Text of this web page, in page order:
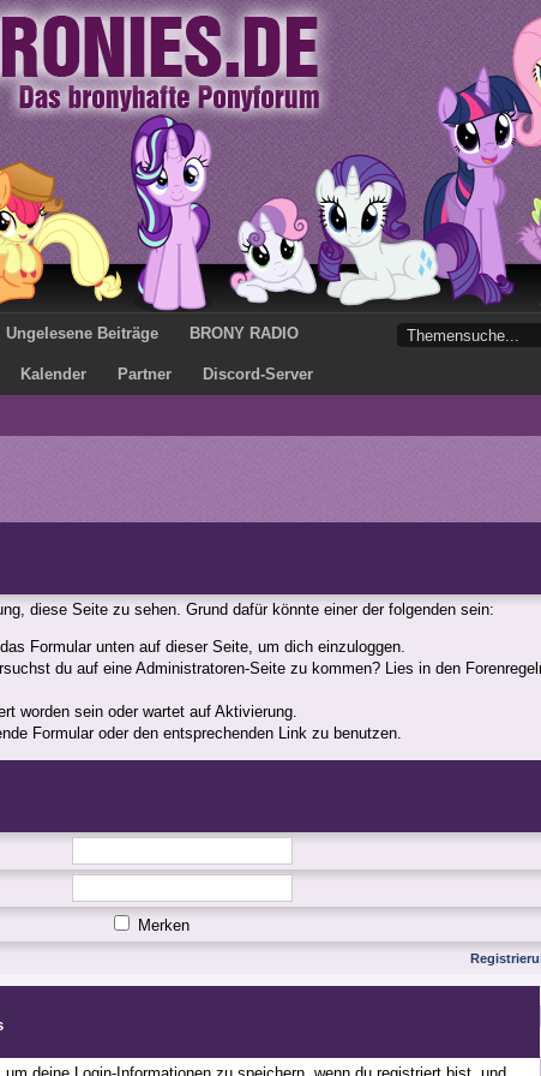
Ungelesene Beiträge BRONY RADIO
Kalender Partner Discord-Server
diese Seite zu sehen. Grund dafür könnte einer der folgenden sein:
Formular unten auf dieser Seite, um dich einzuloggen.
du auf eine Administratoren-Seite zu kommen? Lies in den
worden sein oder wartet auf Aktivierung.
Formular oder den entsprechenden Link zu benutzen.
Merken